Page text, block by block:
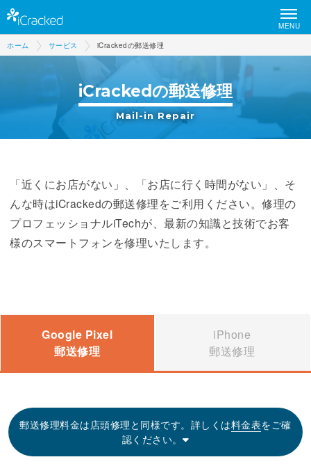
MENU
ホーム サービス iCrackedの郵送修理
iCrackedの郵送修理
Mail-in Repair
「近くにお店がない」、「お店に行く時間がない」、そ
んな時はiCrackedの郵送修理をご利用ください。修理の
プロフェッショナルiTechが、最新の知識と技術でお客
様のスマートフォンを修理いたします。
Google Pixel
郵送修理
iPhone
郵送修理
郵送修理料金は店頭修理と同様です。 詳しくは料金表をご確
認ください。